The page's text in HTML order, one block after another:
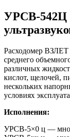
УРСВ-542Ц
Расходомер
среднего
различных
кислот, щелочей,
нескольких
условиях
Исполнения:
УРСВ-5×0 ц —